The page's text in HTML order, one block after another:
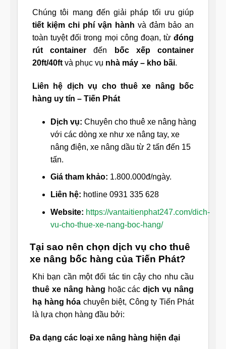
Chúng tôi mang đến giải pháp tối ưu giúp
tiết kiệm chi phí vận hành và đảm bảo an
toàn tuyệt đối trong mọi công đoạn, từ đóng
rút container đến
bốc xếp container
20ft/40ft và phục vụ nhà máy – kho bãi.
Liên hệ dịch vụ cho thuê xe nâng bốc
hàng uy tín – Tiến Phát
Dịch vụ: Chuyên cho thuê xe nâng hàng
với các dòng xe như xe nâng tay, xe
nâng điện, xe nâng dầu từ 2 tấn đến 15
tấn.
Giá tham khảo: 1.800.000đ/ngày.
Liên hệ: hotline 0931 335 628
Website: https://vantaitienphat247.com/dich-
vu-cho-thue-xe-nang-boc-hang/
Tại sao nên chọn dịch vụ cho thuê
xe nâng bốc hàng của Tiến Phát?
Khi bạn cần một đối tác tin cậy cho nhu cầu
thuê xe nâng hàng hoặc cácdịch vụ nâng
hạ hàng hóa chuyên biệt, Công ty Tiến Phát
là lựa chọn hàng đầu bởi:
Đa dạng các loại xe nâng hàng hiện đại